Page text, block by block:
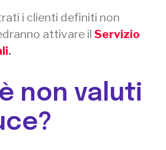
i clienti definiti non
attivare il Servizio
.
non valuti